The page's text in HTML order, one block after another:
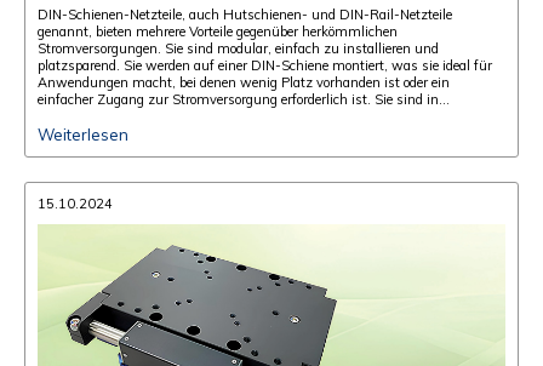
DIN-Schienen-Netzteile, auch Hutschienen- und DIN-Rail-Netzteile
genannt, bieten mehrere Vorteile gegenüber herkömmlichen
Stromversorgungen. Sie sind modular, einfach zu installieren und
platzsparend. Sie werden auf einer DIN-Schiene montiert, was sie ideal für
Anwendungen macht, bei denen wenig Platz vorhanden ist oder ein
einfacher Zugang zur Stromversorgung erforderlich ist. Sie sind in
decken verschiedene Anforderungen ab.
Weiterlesen
15.10.2024